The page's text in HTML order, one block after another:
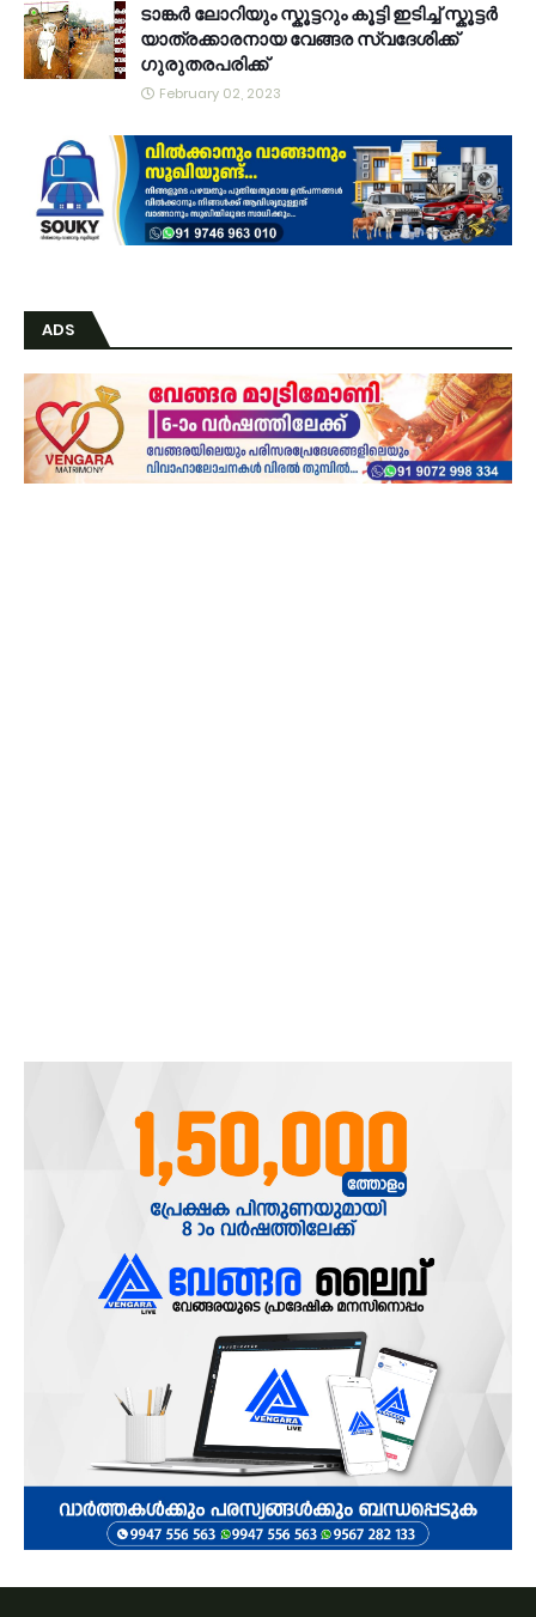
ടാങ്കർ ലോറിയും സ്കൂട്ടറും കൂട്ടി ഇടിച്ച് സ്കൂട്ടർ
യാത്രക്കാരനായ വേങ്ങര സ്വദേശിക്ക്
ഗുരുതരപരിക്ക്
February 02, 2023
ADS